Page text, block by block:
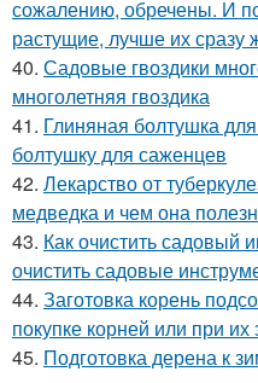
сожалению, обречены. И
растущие, лучше их сразу
40. Садовые гвоздики
многолетняя гвоздика
41. Глиняная болтушка
болтушку для саженцев
42. Лекарство от
медведка и чем она
43. Как очистить садовый
очистить садовые
44. Заготовка корень
покупке корней или при их
45. Подготовка дерена к